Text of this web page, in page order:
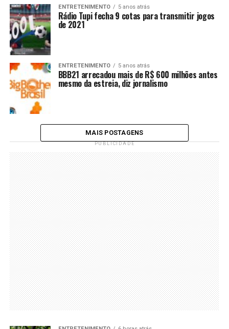
ENTRETENIMENTO 5 anos atrás
Rádio Tupi fecha 9 cotas para transmitir jogos
de 2021
ENTRETENIMENTO 5 anos atrás
BBB21 arrecadou mais de R$ 600 milhões antes
mesmo da estreia, diz jornalismo
MAIS POSTAGENS
PUBLICIDADE